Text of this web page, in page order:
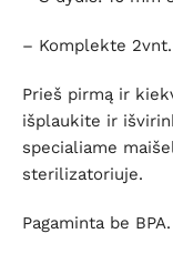
– Komplekte
Prieš pirmą ir
išplaukite ir
specialiame
sterilizatoriuje.
Pagaminta be BPA.